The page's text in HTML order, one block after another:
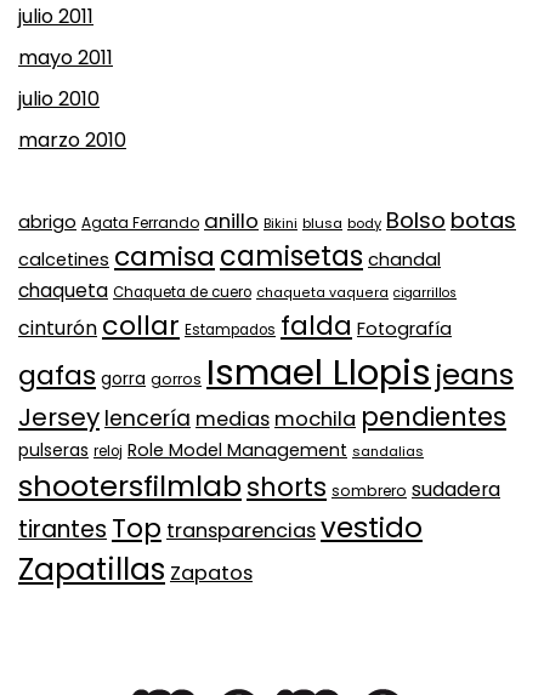
julio 2011
mayo 2011
julio 2010
marzo 2010
abrigo Agata Ferrando anillo Bikini blusa body Bolso botas
calcetines camisa camisetas chandal
chaqueta Chaqueta de cuero chaqueta vaquera cigarrillos
cinturón collar Estampados falda Fotografía
gafas gorra gorros Ismael Llopis jeans
Jersey lencería medias mochila pendientes
pulseras reloj Role Model Management sandalias
shootersfilmlabshorts sombrero sudadera
tirantes Top transparenciasvestido
Zapatillas Zapatos